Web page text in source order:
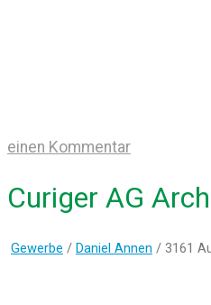
einen Kommentar
Curiger AG
Gewerbe / Daniel Annen / 3161